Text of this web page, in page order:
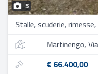
5
Stalle, scuderie,
€ 66.400,00